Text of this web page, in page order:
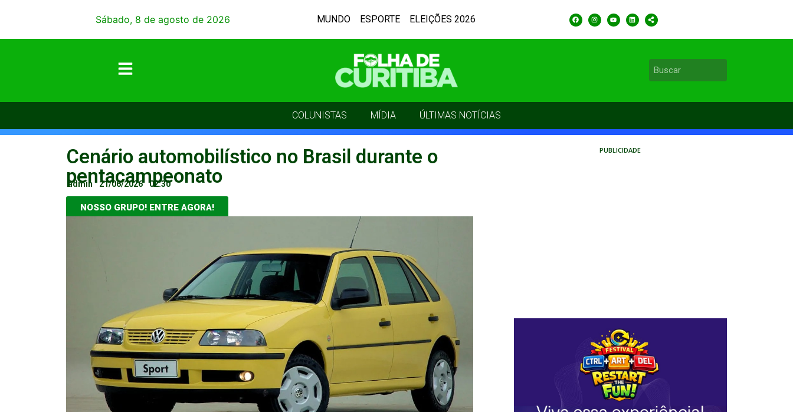
Sábado, 8 de agosto de 2026 MUNDO ESPORTE ELEIÇÕES 2026
COLUNISTAS MÍDIA ÚLTIMAS NOTÍCIAS
Cenário automobilístico no Brasil durante o
pentacampeonato
admin 21/06/2026 02:30
NOSSO GRUPO! ENTRE AGORA!
PUBLICIDADE